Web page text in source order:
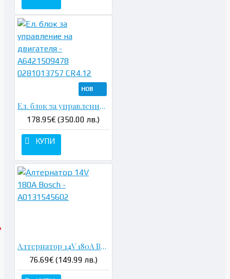
НОВ
Ел. блок за управление на двигателя - A6421509478 0281013757 CR4.12
178.95€ (350.00 лв.)
КУПИ
Алтернатор 14V 180A Bosch - A0131545602
76.69€ (149.99 лв.)